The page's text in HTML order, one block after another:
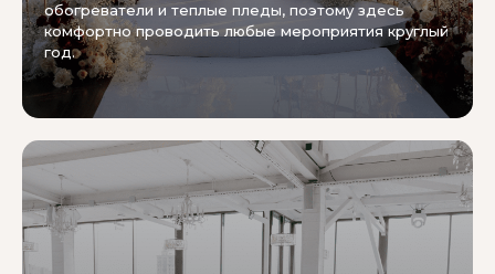
обогреватели и теплые пледы, поэтому здесь
комфортно проводить любые мероприятия круглый
год.